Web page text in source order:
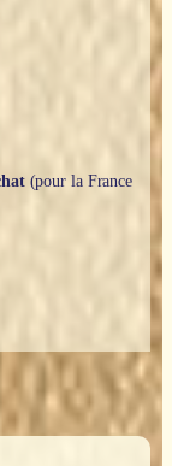
(pour la France